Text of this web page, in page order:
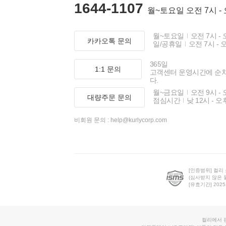
1644-1107 월~토요일 오전 7시 -
카카오톡 문의
월~토요일
오전 7시 -
일/공휴일
오전 7시 -
1:1 문의
365일
고객센터 운영시간에 순
다.
대량주문 문의
월~금요일
오전 9시 -
점심시간
낮 12시 - 오
비회원 문의 : help@kurlycorp.com
[인증범위] 컬리
(심사받지 않은
[유효기간]
컬리에서